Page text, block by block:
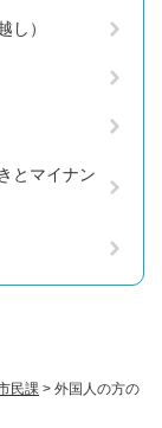
民課 > 外国人の方の
し）
とマイナン